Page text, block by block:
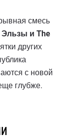
смесь
Эльзы и The
других
с новой
глубже.